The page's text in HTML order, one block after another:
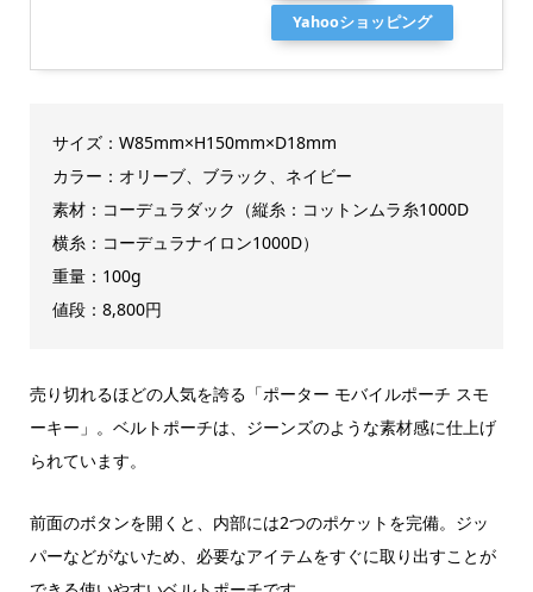
Yahooショッピング
サイズ：W85mm×H150mm×D18mm
カラー：オリーブ、ブラック、ネイビー
素材：コーデュラダック（縦糸：コットンムラ糸1000D
横糸：コーデュラナイロン1000D）
重量：100g
値段：8,800円
売り切れるほどの人気を誇る「ポーター モバイルポーチ スモ
ーキー」。ベルトポーチは、ジーンズのような素材感に仕上げ
られています。
前面のボタンを開くと、内部には2つのポケットを完備。ジッ
パーなどがないため、必要なアイテムをすぐに取り出すことが